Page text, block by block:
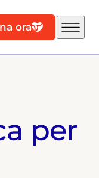
ora
per